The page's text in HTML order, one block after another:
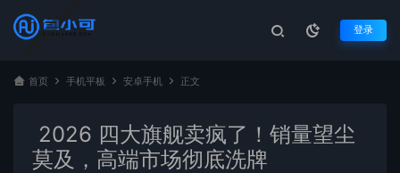
登录
首页 手机平板 安卓手机 正文
2026 四大旗舰卖疯了！销量望尘
莫及，高端市场彻底洗牌